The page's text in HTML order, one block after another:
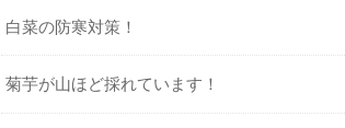
白菜の防寒対策！
菊芋が山ほど採れています！